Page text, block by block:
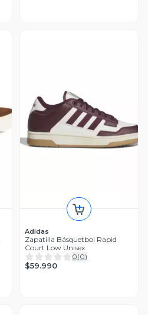
Adidas
Zapatilla Básquetbol Rapid
Court Low Unisex
0(0)
$59.990